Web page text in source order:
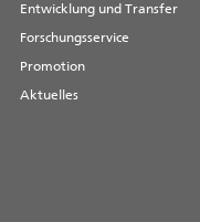
Entwicklung und Transfer
Forschungsservice
Promotion
Aktuelles